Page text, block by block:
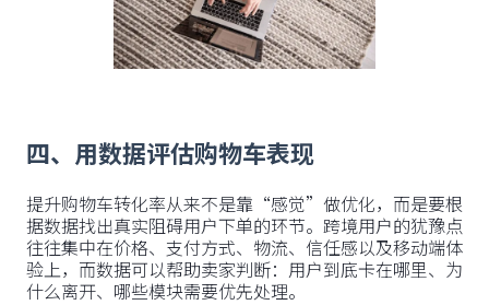
四、用数据评估购物车表现
提升购物车转化率从来不是靠“感觉”做优化，而是要根
据数据找出真实阻碍用户下单的环节。跨境用户的犹豫点
往往集中在价格、支付方式、物流、信任感以及移动端体
验上，而数据可以帮助卖家判断：用户到底卡在哪里、为
什么离开、哪些模块需要优先处理。